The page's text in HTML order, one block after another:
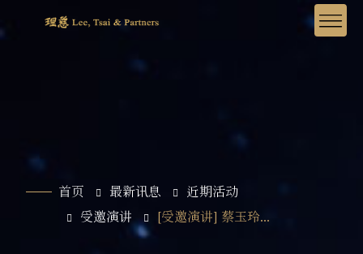
首页 最新讯息
近期活动
受邀演讲
[受邀演讲] 蔡玉玲...